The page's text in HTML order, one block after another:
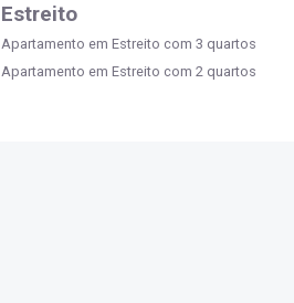
Estreito
Apartamento em Estreito com 3 quartos
Apartamento em Estreito com 2 quartos